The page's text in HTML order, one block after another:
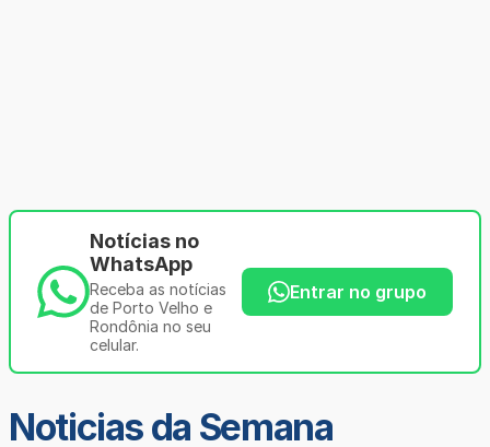
Notícias no
WhatsApp
Receba as notícias
de Porto Velho e
Rondônia no seu
celular.
Entrar no grupo
Noticias da Semana